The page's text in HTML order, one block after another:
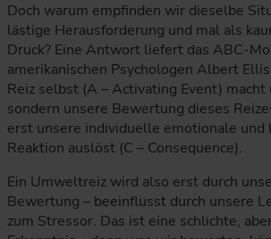
Doch warum empfinden wir dieselbe
lästige Herausforderung und mal als
Druck? Eine Antwort liefert das ABC-
amerikanischen Psychologen Albert
Reiz selbst (A – Activating Event) macht
sondern unsere Bewertung dieses
erst unsere individuelle emotionale und
Reaktion auslöst (C – Consequence).
Ein Umweltreiz wird also erst durch
Bewertung – beeinflusst durch unsere
zum Stressor. Das ist eine schlichte,